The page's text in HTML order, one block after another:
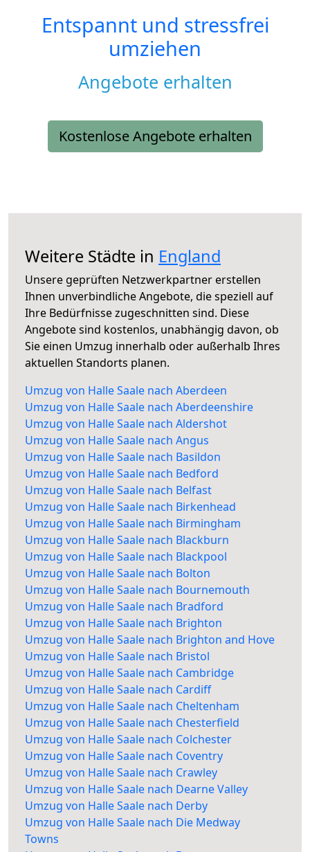
Entspannt und stressfrei
umziehen
Angebote erhalten
Kostenlose Angebote erhalten
Weitere Städte in England
Unsere geprüften Netzwerkpartner erstellen
Ihnen unverbindliche Angebote, die speziell auf
Ihre Bedürfnisse zugeschnitten sind. Diese
Angebote sind kostenlos, unabhängig davon, ob
Sie einen Umzug innerhalb oder außerhalb Ihres
aktuellen Standorts planen.
Umzug von Halle Saale nach Aberdeen
Umzug von Halle Saale nach Aberdeenshire
Umzug von Halle Saale nach Aldershot
Umzug von Halle Saale nach Angus
Umzug von Halle Saale nach Basildon
Umzug von Halle Saale nach Bedford
Umzug von Halle Saale nach Belfast
Umzug von Halle Saale nach Birkenhead
Umzug von Halle Saale nach Birmingham
Umzug von Halle Saale nach Blackburn
Umzug von Halle Saale nach Blackpool
Umzug von Halle Saale nach Bolton
Umzug von Halle Saale nach Bournemouth
Umzug von Halle Saale nach Bradford
Umzug von Halle Saale nach Brighton
Umzug von Halle Saale nach Brighton and Hove
Umzug von Halle Saale nach Bristol
Umzug von Halle Saale nach Cambridge
Umzug von Halle Saale nach Cardiff
Umzug von Halle Saale nach Cheltenham
Umzug von Halle Saale nach Chesterfield
Umzug von Halle Saale nach Colchester
Umzug von Halle Saale nach Coventry
Umzug von Halle Saale nach Crawley
Umzug von Halle Saale nach Dearne Valley
Umzug von Halle Saale nach Derby
Umzug von Halle Saale nach Die Medway
Towns